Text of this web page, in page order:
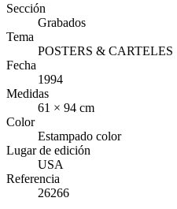
Sección
Grabados
Tema
POSTERS & CARTELES
Fecha
1994
Medidas
61 × 94 cm
Color
Estampado color
Lugar de edición
USA
Referencia
26266